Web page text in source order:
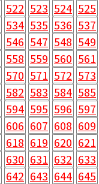
522 523 524 525
534 535 536 537
546 547 548 549
558 559 560 561
570 571 572 573
582 583 584 585
594 595 596 597
606 607 608 609
618 619 620 621
630 631 632 633
642 643 644 645